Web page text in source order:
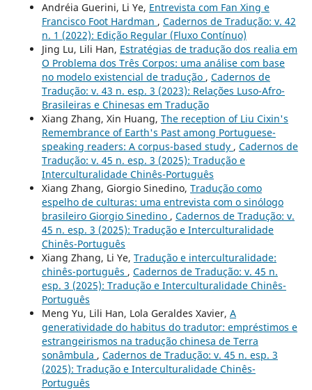
Andréia Guerini, Li Ye, Entrevista com Fan Xing e
Francisco Foot Hardman , Cadernos de Tradução: v. 42
n. 1 (2022): Edição Regular (Fluxo Contínuo)
Jing Lu, Lili Han, Estratégias de tradução dos realia em
O Problema dos Três Corpos: uma análise com base
no modelo existencial de tradução , Cadernos de
Tradução: v. 43 n. esp. 3 (2023): Relações Luso-Afro-
Brasileiras e Chinesas em Tradução
Xiang Zhang, Xin Huang, The reception of Liu Cixin's
Remembrance of Earth's Past among Portuguese-
speaking readers: A corpus-based study , Cadernos de
Tradução: v. 45 n. esp. 3 (2025): Tradução e
Interculturalidade Chinês-Português
Xiang Zhang, Giorgio Sinedino, Tradução como
espelho de culturas: uma entrevista com o sinólogo
brasileiro Giorgio Sinedino , Cadernos de Tradução: v.
45 n. esp. 3 (2025): Tradução e Interculturalidade
Chinês-Português
Xiang Zhang, Li Ye, Tradução e interculturalidade:
chinês-português , Cadernos de Tradução: v. 45 n.
esp. 3 (2025): Tradução e Interculturalidade Chinês-
Português
Meng Yu, Lili Han, Lola Geraldes Xavier, A
generatividade do habitus do tradutor: empréstimos e
estrangeirismos na tradução chinesa de Terra
sonâmbula , Cadernos de Tradução: v. 45 n. esp. 3
(2025): Tradução e Interculturalidade Chinês-
Português